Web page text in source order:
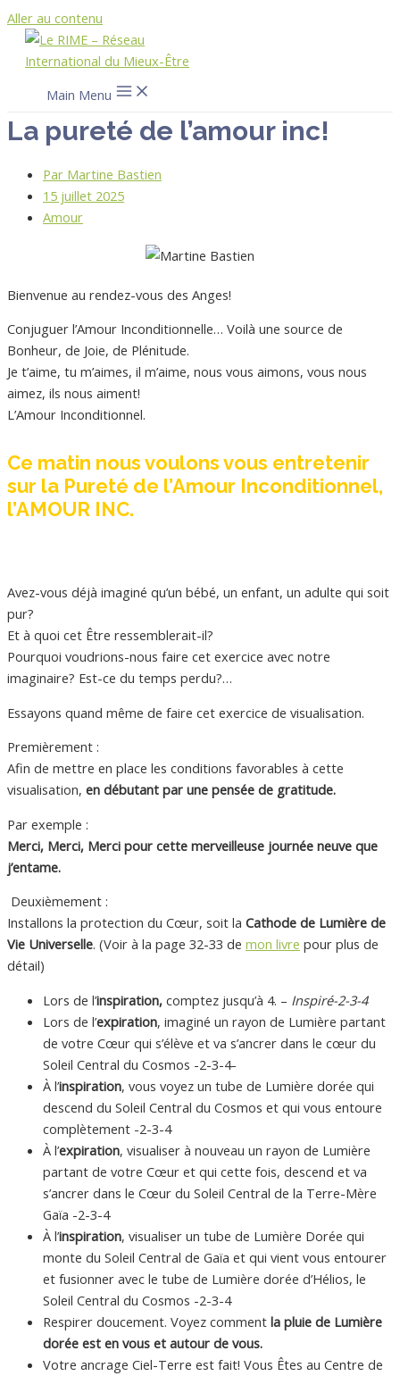
Aller au contenu
Main Menu
La pureté de l’amour inc!
Par Martine Bastien
15 juillet 2025
Amour
Bienvenue au rendez-vous des Anges!
Conjuguer l’Amour Inconditionnelle… Voilà une source de
Bonheur, de Joie, de Plénitude.
Je t’aime, tu m’aimes, il m’aime, nous vous aimons, vous nous
aimez, ils nous aiment!
L’Amour Inconditionnel.
Ce matin nous voulons vous entretenir
sur la Pureté de l’Amour Inconditionnel,
l’AMOUR INC.
Avez-vous déjà imaginé qu’un bébé, un enfant, un adulte qui soit
pur?
Et à quoi cet Être ressemblerait-il?
Pourquoi voudrions-nous faire cet exercice avec notre
imaginaire? Est-ce du temps perdu?…
Essayons quand même de faire cet exercice de visualisation.
Premièrement :
Afin de mettre en place les conditions favorables à cette
visualisation, en débutant par une pensée de gratitude.
Par exemple :
Merci, Merci, Merci pour cette merveilleuse journée neuve que
j’entame.
Deuxièmement :
Installons la protection du Cœur, soit la Cathode de Lumière de
Vie Universelle. (Voir à la page 32-33 de mon livre pour plus de
détail)
Lors de l’inspiration, comptez jusqu’à 4. – Inspiré-2-3-4
Lors de l’expiration, imaginé un rayon de Lumière partant
de votre Cœur qui s’élève et va s’ancrer dans le cœur du
Soleil Central du Cosmos -2-3-4-
À l’inspiration, vous voyez un tube de Lumière dorée qui
descend du Soleil Central du Cosmos et qui vous entoure
complètement -2-3-4
À l’expiration, visualiser à nouveau un rayon de Lumière
partant de votre Cœur et qui cette fois, descend et va
s’ancrer dans le Cœur du Soleil Central de la Terre-Mère
Gaïa -2-3-4
À l’inspiration, visualiser un tube de Lumière Dorée qui
monte du Soleil Central de Gaïa et qui vient vous entourer
et fusionner avec le tube de Lumière dorée d’Hélios, le
Soleil Central du Cosmos -2-3-4
Respirer doucement. Voyez comment la pluie de Lumière
dorée est en vous et autour de vous.
Votre ancrage Ciel-Terre est fait! Vous Êtes au Centre de